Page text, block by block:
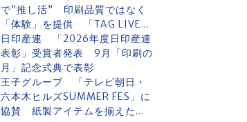
で”推し活” 印刷品質ではなく
「体験」を提供 「TAG LIVE...
日印産連 「2026年度日印産連
表彰」受賞者発表 9月「印刷の
月」記念式典で表彰
王子グループ 「テレビ朝日・
六本木ヒルズSUMMER FES」に
協賛 紙製アイテムを揃えた...